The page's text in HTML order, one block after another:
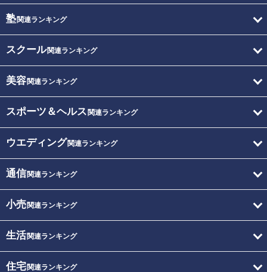
塾関連ランキング
スクール関連ランキング
美容関連ランキング
スポーツ＆ヘルス 関連ランキング
ウエディング関連ランキング
通信関連ランキング
小売関連ランキング
生活関連ランキング
住宅関連ランキング